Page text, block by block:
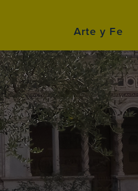
Arte y Fe